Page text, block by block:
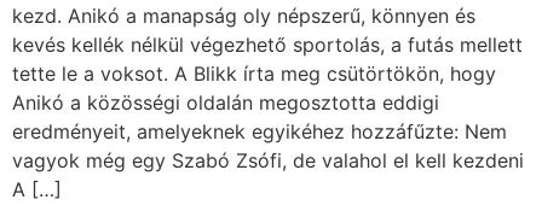
kezd. Anikó a manapság oly népszerű, könnyen és
kevés kellék nélkül végezhető sportolás, a futás mellett
tette le a voksot. A Blikk írta meg csütörtökön, hogy
Anikó a közösségi oldalán megosztotta eddigi
eredményeit, amelyeknek egyikéhez hozzáfűzte: Nem
vagyok még egy Szabó Zsófi, de valahol el kell kezdeni
A […]